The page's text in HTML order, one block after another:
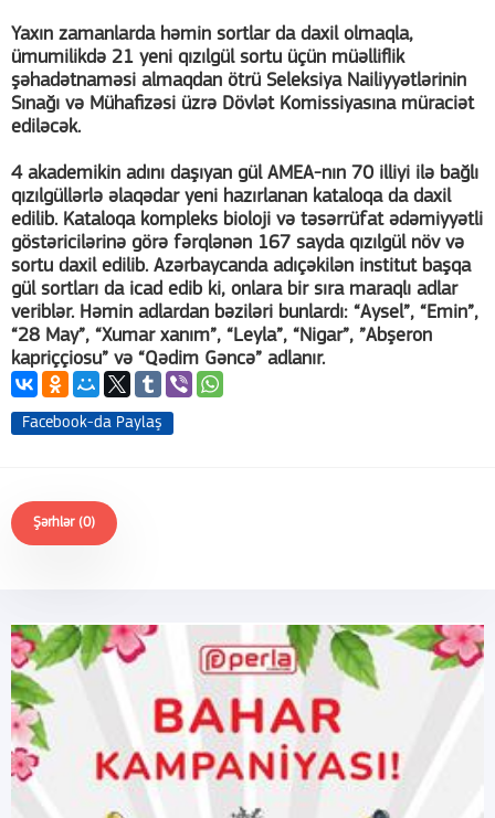
Yaxın zamanlarda həmin sortlar da daxil olmaqla,
ümumilikdə 21 yeni qızılgül sortu üçün müəlliflik
şəhadətnaməsi almaqdan ötrü Seleksiya Nailiyyətlərinin
Sınağı və Mühafizəsi üzrə Dövlət Komissiyasına müraciət
ediləcək.
4 akademikin adını daşıyan gül AMEA-nın 70 illiyi ilə bağlı
qızılgüllərlə əlaqədar yeni hazırlanan kataloqa da daxil
edilib. Kataloqa kompleks bioloji və təsərrüfat ədəmiyyətli
göstəricilərinə görə fərqlənən 167 sayda qızılgül növ və
sortu daxil edilib. Azərbaycanda adıçəkilən institut başqa
gül sortları da icad edib ki, onlara bir sıra maraqlı adlar
veriblər. Həmin adlardan bəziləri bunlardı: “Aysel”, “Emin”,
“28 May”, “Xumar xanım”, “Leyla”, “Nigar”, ”Abşeron
kapriççiosu” və “Qədim Gəncə” adlanır.
Facebook-da Paylaş
Şərhlər (0)